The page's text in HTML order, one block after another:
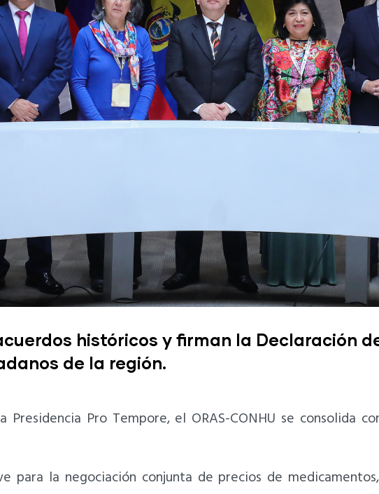
históricos y firman la Declaración
de la región.
Pro Tempore, el ORAS-CONHU se consolida
para la negociación conjunta de precios de